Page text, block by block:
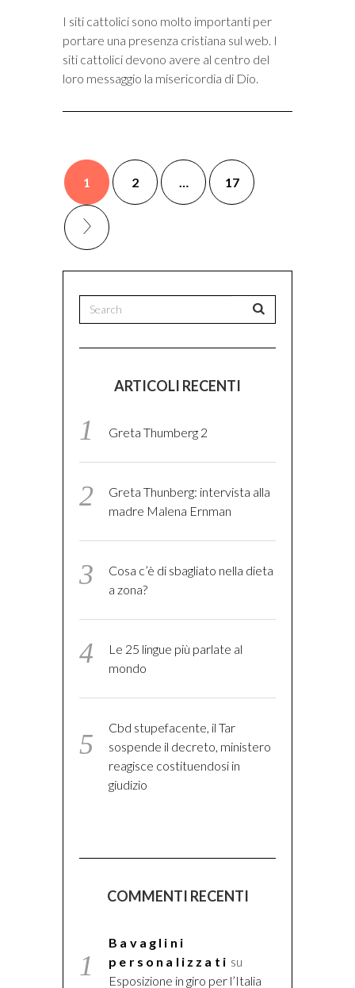
I siti cattolici sono molto importanti per
portare una presenza cristiana sul web. I
siti cattolici devono avere al centro del
loro messaggio la misericordia di Dio.
1 2 … 17
ARTICOLI RECENTI
Greta Thumberg 2
Greta Thunberg: intervista alla
madre Malena Ernman
Cosa c’è di sbagliato nella dieta
a zona?
Le 25 lingue più parlate al
mondo
Cbd stupefacente, il Tar
sospende il decreto, ministero
reagisce costituendosi in
giudizio
COMMENTI RECENTI
Bavaglini
personalizzati su
Esposizione in giro per l’Italia